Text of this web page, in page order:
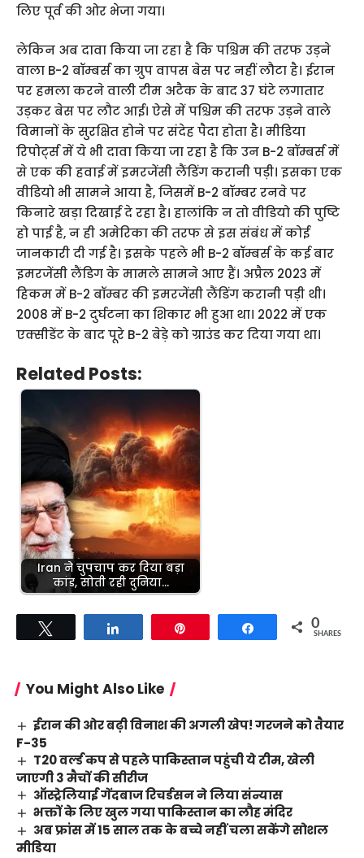
लिए पूर्व की ओर भेजा गया।
लेकिन अब दावा किया जा रहा है कि पश्चिम की तरफ उड़ने
वाला B-2 बॉम्बर्स का ग्रुप वापस बेस पर नहीं लौटा है। ईरान
पर हमला करने वाली टीम अटैक के बाद 37 घंटे लगातार
उड़कर बेस पर लौट आई। ऐसे में पश्चिम की तरफ उड़ने वाले
विमानों के सुरक्षित होने पर संदेह पैदा होता है। मीडिया
रिपोर्ट्स में ये भी दावा किया जा रहा है कि उन B-2 बॉम्बर्स में
से एक की हवाई में इमरजेंसी लैंडिंग करानी पड़ी। इसका एक
वीडियो भी सामने आया है, जिसमें B-2 बॉम्बर रनवे पर
किनारे खड़ा दिखाई दे रहा है। हालांकि न तो वीडियो की पुष्टि
हो पाई है, न ही अमेरिका की तरफ से इस संबंध में कोई
जानकारी दी गई है। इसके पहले भी B-2 बॉम्बर्स के कई बार
इमरजेंसी लैंडिग के मामले सामने आए हैं। अप्रैल 2023 में
हिकम में B-2 बॉम्बर की इमरजेंसी लैंडिंग करानी पड़ी थी।
2008 में B-2 दुर्घटना का शिकार भी हुआ था। 2022 में एक
एक्सीडेंट के बाद पूरे B-2 बेड़े को ग्राउंड कर दिया गया था।
Related Posts:
Iran ने चुपचाप कर दिया बड़ा
कांड, सोती रही दुनिया…
Share 0
SHARES
You Might Also Like
ईरान की ओर बढ़ी विनाश की अगली खेप! गरजने को तैयार
F-35
T20 वर्ल्ड कप से पहले पाकिस्तान पहुंची ये टीम, खेली
जाएगी 3 मैचों की सीरीज
ऑस्ट्रेलियाई गेंदबाज रिचर्डसन ने लिया संन्यास
भक्तों के लिए खुल गया पाकिस्तान का लौह मंदिर
अब फ्रांस में 15 साल तक के बच्चे नहीं चला सकेंगे सोशल
मीडिया